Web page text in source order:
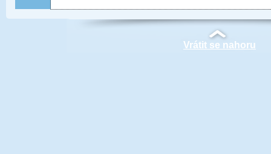
Vrátit se nahoru